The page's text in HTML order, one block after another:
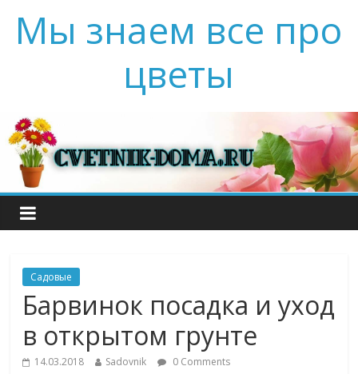
Мы знаем все про
цветы
Садовые
Барвинок посадка и уход
в открытом грунте
14.03.2018 Sadovnik 0 Comments